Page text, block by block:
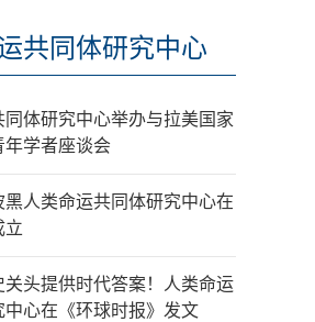
共同体研究中心
同体研究中心举办与拉美国家
年学者座谈会
黑人类命运共同体研究中心在
立
关头提供时代答案！人类命运
中心在《环球时报》发文